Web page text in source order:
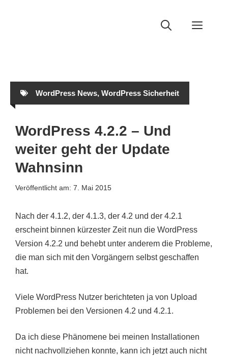
WordPress News, WordPress Sicherheit
WordPress 4.2.2 – Und
weiter geht der Update
Wahnsinn
Veröffentlicht am: 7. Mai 2015
Nach der 4.1.2, der 4.1.3, der 4.2 und der 4.2.1
erscheint binnen kürzester Zeit nun die WordPress
Version 4.2.2 und behebt unter anderem die Probleme,
die man sich mit den Vorgängern selbst geschaffen
hat.
Viele WordPress Nutzer berichteten ja von Upload
Problemen bei den Versionen 4.2 und 4.2.1.
Da ich diese Phänomene bei meinen Installationen
nicht nachvollziehen konnte, kann ich jetzt auch nicht